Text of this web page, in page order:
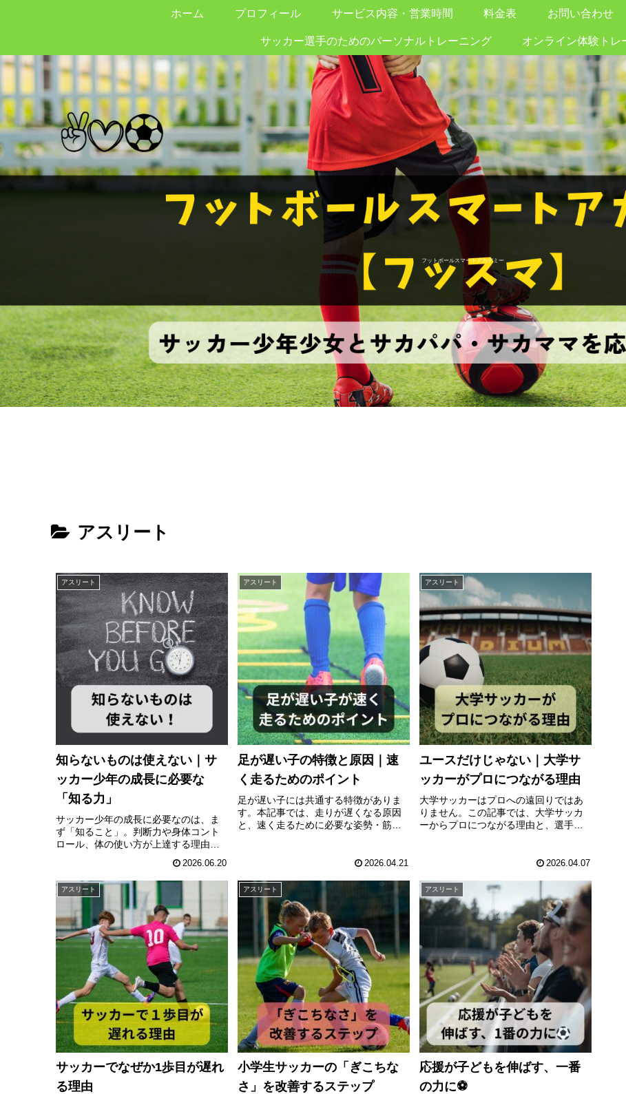
フットボールスマートアカデミー
ホーム プロフィール サービス内容・営業時間 料金表 お問い合わせ
サッカー選手のためのパーソナルトレーニング オンライン体験トレ
アスリート
アスリート
知らないものは使えない｜サ
ッカー少年の成長に必要な
「知る力」
サッカー少年の成長に必要なのは、ま
ず「知ること」。判断力や身体コント
ロール、体の使い方が上達する理由
2026.06.20
アスリート
足が遅い子の特徴と原因｜速
く走るためのポイント
足が遅い子には共通する特徴がありま
す。本記事では、走りが遅くなる原因
と、速く走るために必要な姿勢・筋
2026.04.21
アスリート
ユースだけじゃない｜大学サ
ッカーがプロにつながる理由
大学サッカーはプロへの遠回りではあ
りません。この記事では、大学サッカ
ーからプロにつながる理由と、選手が
2026.04.07
アスリート
サッカーでなぜか1歩目が遅れ
る理由
アスリート
小学生サッカーの「ぎこちな
さ」を改善するステップ
アスリート
応援が子どもを伸ばす、一番
の力に⚽️